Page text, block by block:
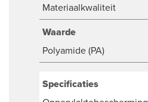
Materiaalkwaliteit
Waarde
Polyamide (PA)
Specificaties